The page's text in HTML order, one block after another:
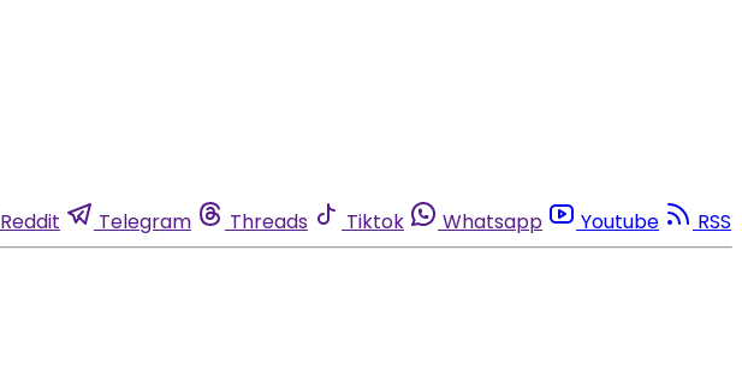
Reddit Telegram Threads Tiktok Whatsapp Youtube RSS